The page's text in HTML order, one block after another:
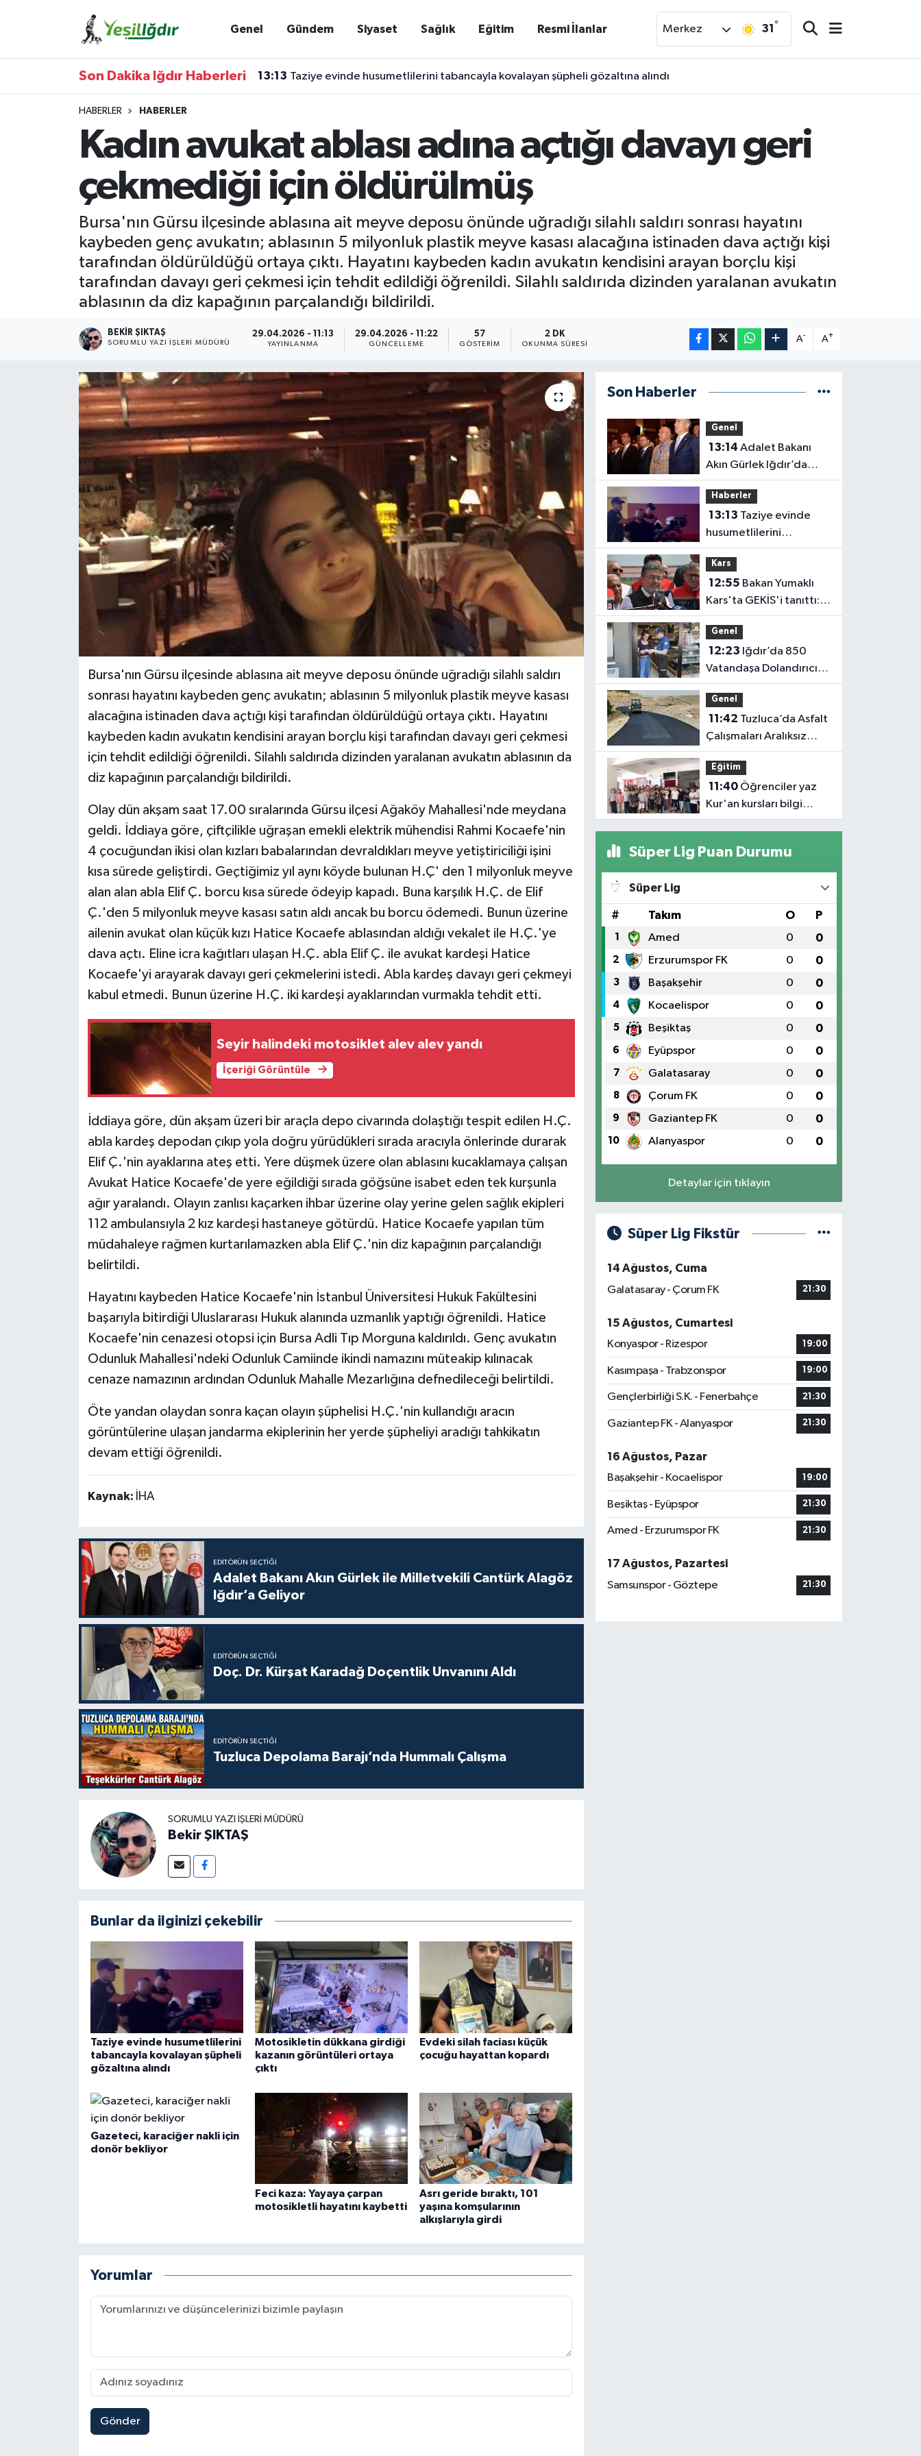
Genel Gündem Siyaset Sağlık Eğitim Resmi İlanlar Merkez 31 °
Son Dakika Iğdır Haberleri 13:13 Taziye evinde husumetlilerini tabancayla kovalayan şüpheli gözaltına alındı
HABERLER HABERLER
Kadın avukat ablası adına açtığı davayı geri
çekmediği için öldürülmüş
Bursa'nın Gürsu ilçesinde ablasına ait meyve deposu önünde uğradığı silahlı saldırı sonrası hayatını
kaybeden genç avukatın; ablasının 5 milyonluk plastik meyve kasası alacağına istinaden dava açtığı kişi
tarafından öldürüldüğü ortaya çıktı. Hayatını kaybeden kadın avukatın kendisini arayan borçlu kişi
tarafından davayı geri çekmesi için tehdit edildiği öğrenildi. Silahlı saldırıda dizinden yaralanan avukatın
ablasının da diz kapağının parçalandığı bildirildi.
BEKIR ŞIKTAŞ
SORUMLU YAZI İŞLERI MÜDÜRÜ
29.04.2026 - 11:13
YAYINLANMA
29.04.2026 - 11:22
GÜNCELLEME
57
GÖSTERIM
2 DK
OKUNMA SÜRESI
A- A+
Bursa'nın Gürsu ilçesinde ablasına ait meyve deposu önünde uğradığı silahlı saldırı
sonrası hayatını kaybeden genç avukatın; ablasının 5 milyonluk plastik meyve kasası
alacağına istinaden dava açtığı kişi tarafından öldürüldüğü ortaya çıktı. Hayatını
kaybeden kadın avukatın kendisini arayan borçlu kişi tarafından davayı geri çekmesi
için tehdit edildiği öğrenildi. Silahlı saldırıda dizinden yaralanan avukatın ablasının da
diz kapağının parçalandığı bildirildi.
Olay dün akşam saat 17.00 sıralarında Gürsu ilçesi Ağaköy Mahallesi'nde meydana
geldi. İddiaya göre, çiftçilikle uğraşan emekli elektrik mühendisi Rahmi Kocaefe'nin
4 çocuğundan ikisi olan kızları babalarından devraldıkları meyve yetiştiriciliği işini
kısa sürede geliştirdi. Geçtiğimiz yıl aynı köyde bulunan H.Ç' den 1 milyonluk meyve
alan alan abla Elif Ç. borcu kısa sürede ödeyip kapadı. Buna karşılık H.Ç. de Elif
Ç.'den 5 milyonluk meyve kasası satın aldı ancak bu borcu ödemedi. Bunun üzerine
ailenin avukat olan küçük kızı Hatice Kocaefe ablasından aldığı vekalet ile H.Ç.'ye
dava açtı. Eline icra kağıtları ulaşan H.Ç. abla Elif Ç. ile avukat kardeşi Hatice
Kocaefe'yi arayarak davayı geri çekmelerini istedi. Abla kardeş davayı geri çekmeyi
kabul etmedi. Bunun üzerine H.Ç. iki kardeşi ayaklarından vurmakla tehdit etti.
Seyir halindeki motosiklet alev alev yandı
İçeriği Görüntüle
İddiaya göre, dün akşam üzeri bir araçla depo civarında dolaştığı tespit edilen H.Ç.
abla kardeş depodan çıkıp yola doğru yürüdükleri sırada aracıyla önlerinde durarak
Elif Ç.'nin ayaklarına ateş etti. Yere düşmek üzere olan ablasını kucaklamaya çalışan
Avukat Hatice Kocaefe'de yere eğildiği sırada göğsüne isabet eden tek kurşunla
ağır yaralandı. Olayın zanlısı kaçarken ihbar üzerine olay yerine gelen sağlık ekipleri
112 ambulansıyla 2 kız kardeşi hastaneye götürdü. Hatice Kocaefe yapılan tüm
müdahaleye rağmen kurtarılamazken abla Elif Ç.'nin diz kapağının parçalandığı
belirtildi.
Hayatını kaybeden Hatice Kocaefe'nin İstanbul Üniversitesi Hukuk Fakültesini
başarıyla bitirdiği Uluslararası Hukuk alanında uzmanlık yaptığı öğrenildi. Hatice
Kocaefe'nin cenazesi otopsi için Bursa Adli Tıp Morguna kaldırıldı. Genç avukatın
Odunluk Mahallesi'ndeki Odunluk Camiinde ikindi namazını müteakip kılınacak
cenaze namazının ardından Odunluk Mahalle Mezarlığına defnedileceği belirtildi.
Öte yandan olaydan sonra kaçan olayın şüphelisi H.Ç.'nin kullandığı aracın
görüntülerine ulaşan jandarma ekiplerinin her yerde şüpheliyi aradığı tahkikatın
devam ettiği öğrenildi.
Kaynak: İHA
EDITÖRÜN SEÇTIĞI
Adalet Bakanı Akın Gürlek ile Milletvekili Cantürk Alagöz
Iğdır’a Geliyor
EDITÖRÜN SEÇTIĞI
Doç. Dr. Kürşat Karadağ Doçentlik Unvanını Aldı
EDITÖRÜN SEÇTIĞI
Tuzluca Depolama Barajı’nda Hummalı Çalışma
SORUMLU YAZI İŞLERI MÜDÜRÜ
Bekir ŞIKTAŞ
Bunlar da ilginizi çekebilir
Taziye evinde husumetlilerini
tabancayla kovalayan şüpheli
gözaltına alındı
Motosikletin dükkana girdiği
kazanın görüntüleri ortaya
çıktı
Evdeki silah faciası küçük
çocuğu hayattan kopardı
Gazeteci, karaciğer nakli için
donör bekliyor
Feci kaza: Yayaya çarpan
motosikletli hayatını kaybetti
Asrı geride bıraktı, 101
yaşına komşularının
alkışlarıyla girdi
Yorumlar
Gönder
Son Haberler
Genel
13:14
Akın Gürlek Iğdır’da
Dijital Medya
Çalıştayı’na Katıldı
Haberler
13:13
husumetlilerini
tabancayla kovalayan
şüpheli gözaltına alındı
Kars
12:55
Kars'ta GEKİS'i tanıttı:
Büyükbaş hayvancılıkta
'dijital kimlik' dönemi
başladı
Genel
12:23
Vatandaşa Dolandırıcılık
Uyarısı: “Polis ve Savcı
Para İstemez”
Genel
11:42
Çalışmaları Aralıksız
Sürüyor: 1.700 Metrelik
Kısım Tamamlandı
Eğitim
11:40Öğrenciler yaz
Kur'an kursları bilgi
yarışmasında ter döktü
Süper Lig Puan Durumu
Süper Lig
# Takım O P
1 Amed 0 0
2 Erzurumspor FK 0 0
3 Başakşehir 0 0
4 Kocaelispor 0 0
5 Beşiktaş 0 0
6 Eyüpspor 0 0
7 Galatasaray 0 0
8 Çorum FK 0 0
9 Gaziantep FK 0 0
10 Alanyaspor 0 0
Detaylar için tıklayın
Süper Lig Fikstür
14 Ağustos, Cuma
Galatasaray - Çorum FK
21:30
15 Ağustos, Cumartesi
Konyaspor - Rizespor
19:00
Kasımpaşa - Trabzonspor 19:00
Gençlerbirliği S.K. - Fenerbahçe 21:30
Gaziantep FK - Alanyaspor 21:30
16 Ağustos, Pazar
Başakşehir - Kocaelispor
19:00
Beşiktaş - Eyüpspor 21:30
Amed - Erzurumspor FK 21:30
17 Ağustos, Pazartesi
Samsunspor - Göztepe
21:30
Iğdır Trafik Yoğunluk Haritası
Süper Lig Puan Durumu ve Fikstür
Tüm Manşetler
Son Dakika Haberleri
Haber Arşivi